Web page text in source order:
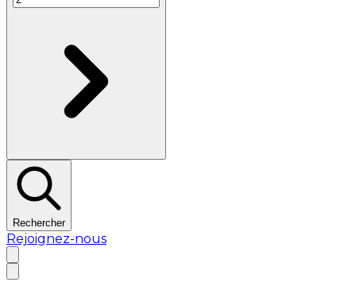
Rechercher
Rejoignez-nous